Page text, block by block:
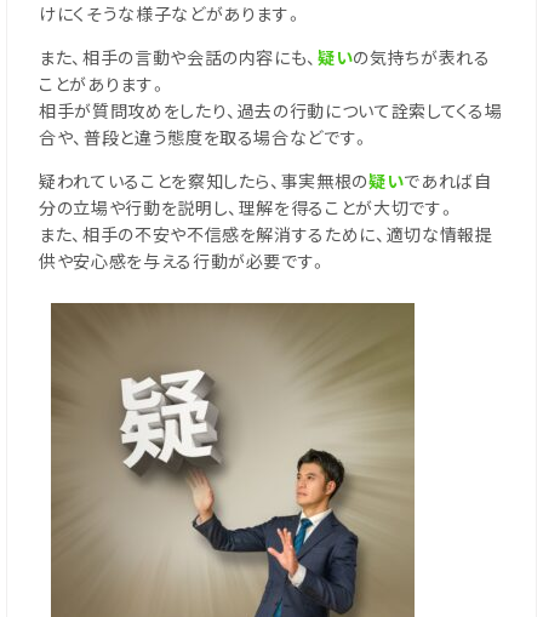
けにくそうな様子などがあります。
また、相手の言動や会話の内容にも、疑いの気持ちが表れる
ことがあります。
相手が質問攻めをしたり、過去の行動について詮索してくる場
合や、普段と違う態度を取る場合などです。
疑われていることを察知したら、事実無根の疑いであれば自
分の立場や行動を説明し、理解を得ることが大切です。
また、相手の不安や不信感を解消するために、適切な情報提
供や安心感を与える行動が必要です。